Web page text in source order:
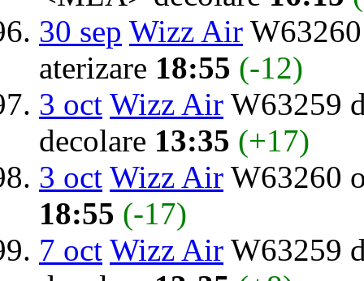
30 sep Wizz Air
aterizare 18:55 (-12)
3 oct Wizz Air W63259
decolare 13:35 (+17)
3 oct Wizz Air W63260
18:55 (-17)
7 oct Wizz Air W63259